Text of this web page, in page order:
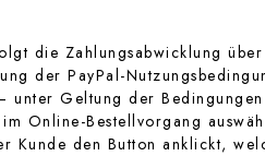
die Zahlungsabwicklung
der PayPal-
Geltung der
Online-Bestellvorgang
Kunde den Button anklickt,